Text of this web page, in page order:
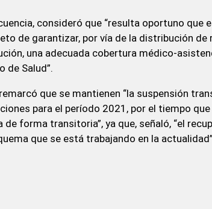
consideró que “resulta oportuno
de garantizar, por vía de la distribución
una adecuada cobertura médico-
de Salud”.
que se mantienen “la suspensión
para el período 2021, por el tiempo
de forma transitoria”, ya que, señaló, “el
que se está trabajando en la